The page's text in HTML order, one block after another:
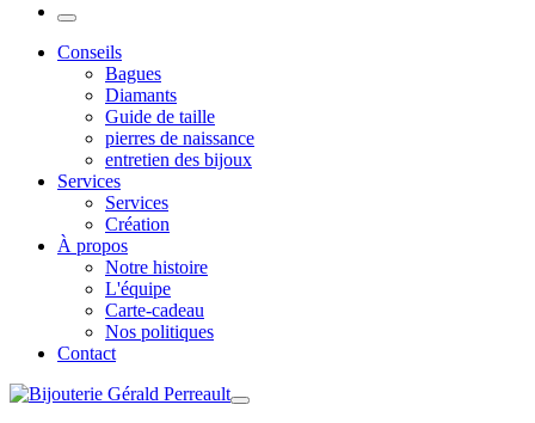
Conseils
Bagues
Diamants
Guide de taille
pierres de naissance
entretien des bijoux
Services
Services
Création
À propos
Notre histoire
L'équipe
Carte-cadeau
Nos politiques
Contact